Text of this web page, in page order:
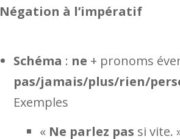
Négation à l’impératif
Schéma : ne + pronoms
pas/jamais/plus/rien/
Exemples
« Ne parlez pas si vite.